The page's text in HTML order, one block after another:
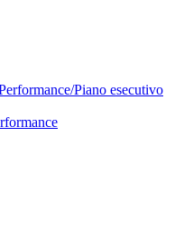
Piano esecutivo